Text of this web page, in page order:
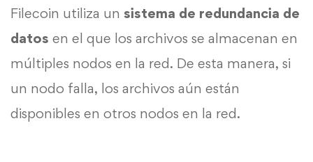
Filecoin utiliza un sistema de redundancia de
datos en el que los archivos se almacenan en
múltiples nodos en la red. De esta manera, si
un nodo falla, los archivos aún están
disponibles en otros nodos en la red.